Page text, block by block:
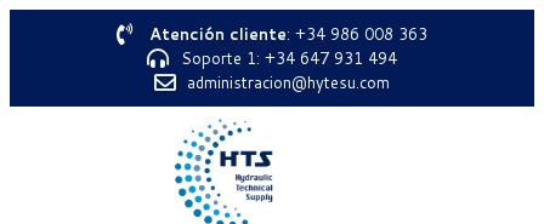
Atención cliente: +34 986 008 363
Soporte 1: +34 647 931 494
administracion@hytesu.com